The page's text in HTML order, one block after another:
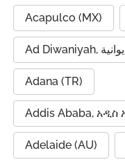
Acapulco (MX)
Adana (TR)
Addis Ababa, አዲስ
Adelaide (AU)